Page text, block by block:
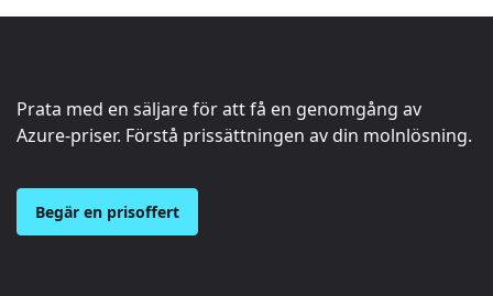
Prata med en säljare för att få en genomgång av
Azure-priser. Förstå prissättningen av din molnlösning.
Begär en prisoffert